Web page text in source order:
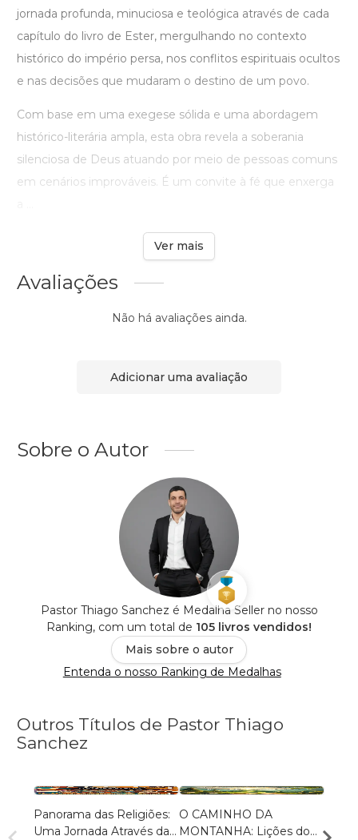
jornada profunda, minuciosa e teológica através de cada
capítulo do livro de Ester, mergulhando no contexto
histórico do império persa, nos conflitos espirituais ocultos
e nas decisões que mudaram o destino de um povo.
Com base em uma exegese sólida e uma abordagem
histórico-literária ampla, esta obra revela a soberania
silenciosa de Deus atuando por meio de pessoas comuns
em cenários improváveis. É um convite à fé que enxerga
Ver mais
Avaliações
Não há avaliações ainda.
Adicionar uma avaliação
Sobre o Autor
Pastor Thiago Sanchez é Medalha Seller no nosso
Ranking, com um total de 105 livros vendidos!
Mais sobre o autor
Entenda o nosso Ranking de Medalhas
Outros Títulos de Pastor Thiago
Sanchez
Panorama das Religiões:
Uma Jornada Através da
O CAMINHO DA
MONTANHA: Lições do
O